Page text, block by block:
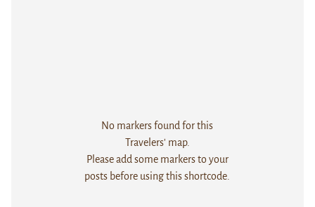
No markers found for this
Travelers' map.
Please add some markers to your
posts before using this shortcode.